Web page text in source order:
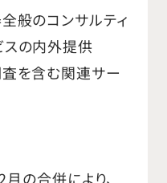
般のコンサルティ
スの内外提供
を含む関連サー
の合併により、